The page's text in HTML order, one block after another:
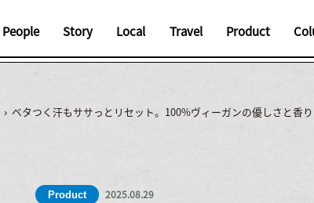
People Story Local Travel Product
› ベタつく汗もササっとリセット。100%ヴィーガンの優しさと香り
Product 2025.08.29